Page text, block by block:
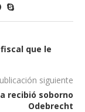
que le
siguiente
recibió soborno
Odebrecht